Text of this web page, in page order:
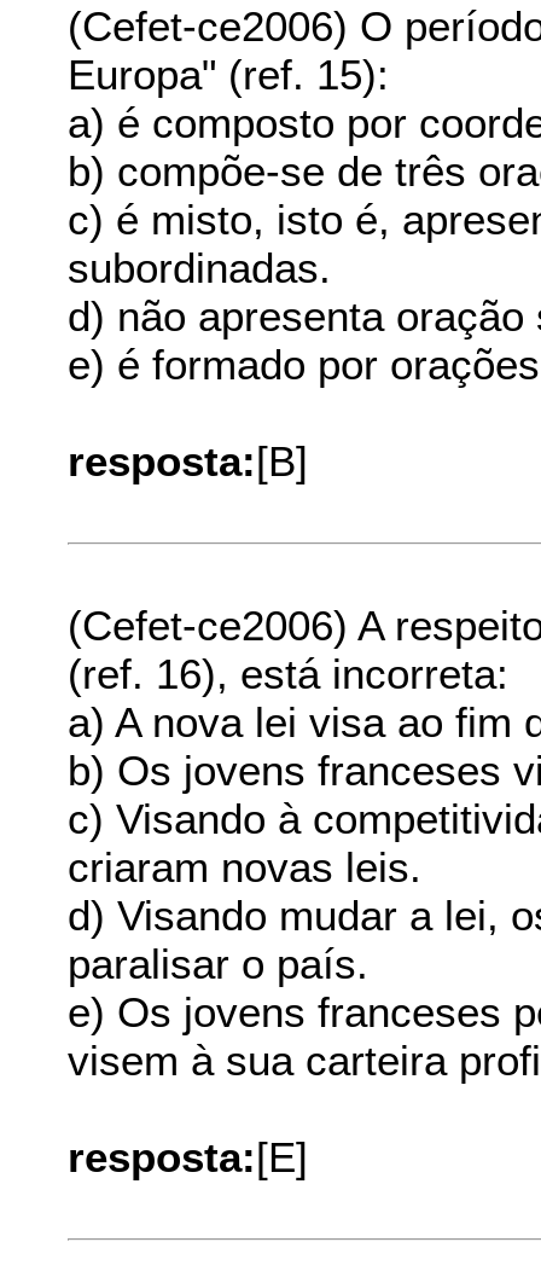
(Cefet-ce2006) O
Europa" (ref. 15):
a) é composto por
b) compõe-se de três
c) é misto, isto é,
subordinadas.
d) não apresenta
e) é formado por
resposta:[B]
(Cefet-ce2006) A
(ref. 16), está incorreta:
a) A nova lei visa ao fim
b) Os jovens franceses
c) Visando à
criaram novas leis.
d) Visando mudar a lei,
paralisar o país.
e) Os jovens franceses
visem à sua carteira
resposta:[E]